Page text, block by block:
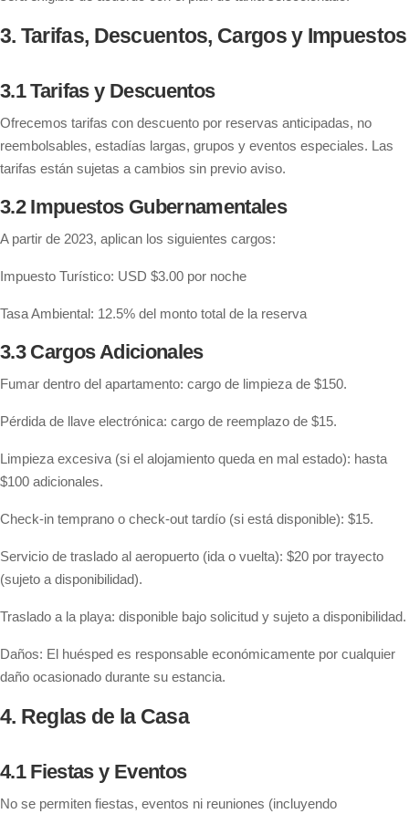
3. Tarifas, Descuentos, Cargos y Impuestos
3.1 Tarifas y Descuentos
Ofrecemos tarifas con descuento por reservas anticipadas, no
reembolsables, estadías largas, grupos y eventos especiales. Las
tarifas están sujetas a cambios sin previo aviso.
3.2 Impuestos Gubernamentales
A partir de 2023, aplican los siguientes cargos:
Impuesto Turístico: USD $3.00 por noche
Tasa Ambiental: 12.5% del monto total de la reserva
3.3 Cargos Adicionales
Fumar dentro del apartamento: cargo de limpieza de $150.
Pérdida de llave electrónica: cargo de reemplazo de $15.
Limpieza excesiva (si el alojamiento queda en mal estado): hasta
$100 adicionales.
Check-in temprano o check-out tardío (si está disponible): $15.
Servicio de traslado al aeropuerto (ida o vuelta): $20 por trayecto
(sujeto a disponibilidad).
Traslado a la playa: disponible bajo solicitud y sujeto a disponibilidad.
Daños: El huésped es responsable económicamente por cualquier
daño ocasionado durante su estancia.
4. Reglas de la Casa
4.1 Fiestas y Eventos
No se permiten fiestas, eventos ni reuniones (incluyendo